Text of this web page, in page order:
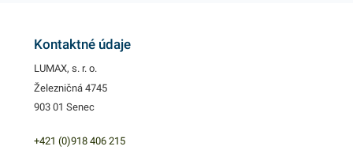
Kontaktné údaje
LUMAX, s. r. o.
Železničná 4745
903 01 Senec
+421 (0)918 406 215